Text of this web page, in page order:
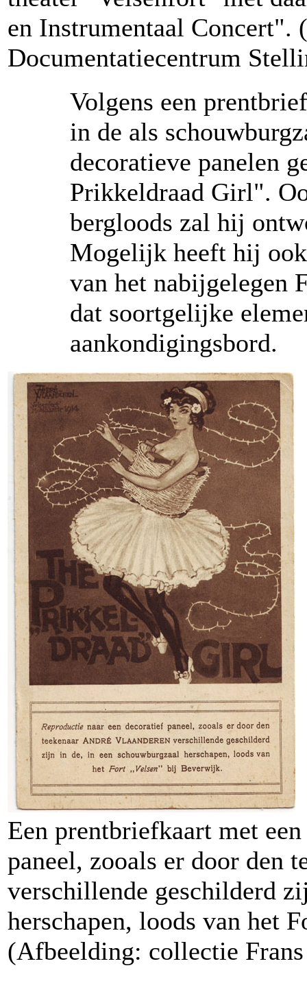
en Instrumentaal
Documentatiecentrum
Volgens een
in de als
decoratieve panelen
Prikkeldraad Girl".
bergloods zal hij
Mogelijk heeft hij
van het nabijgelegen
dat soortgelijke
aankondigingsbord.
Een prentbriefkaart met
paneel, zooals er door den
verschillende geschilderd
herschapen, loods van het
(Afbeelding: collectie